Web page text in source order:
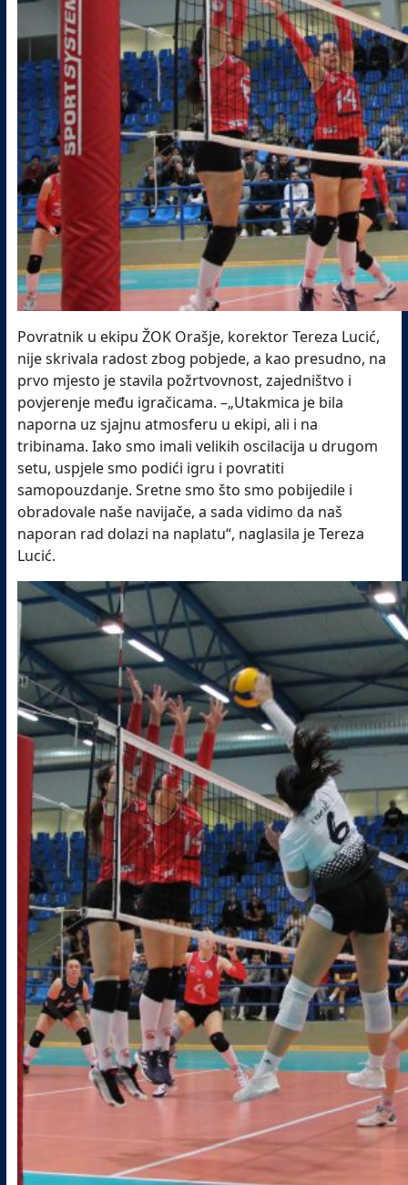
Povratnik u ekipu ŽOK Orašje, korektor Tereza Lucić,
nije skrivala radost zbog pobjede, a kao presudno, na
prvo mjesto je stavila požrtvovnost, zajedništvo i
povjerenje među igračicama. –„Utakmica je bila
naporna uz sjajnu atmosferu u ekipi, ali i na
tribinama. Iako smo imali velikih oscilacija u drugom
setu, uspjele smo podići igru i povratiti
samopouzdanje. Sretne smo što smo pobijedile i
obradovale naše navijače, a sada vidimo da naš
naporan rad dolazi na naplatu“, naglasila je Tereza
Lucić.